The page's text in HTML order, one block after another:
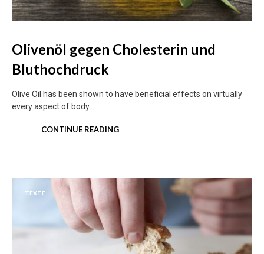
Olivenöl gegen Cholesterin und
Bluthochdruck
Olive Oil has been shown to have beneficial effects on virtually
every aspect of body…
CONTINUE READING
TEXTE